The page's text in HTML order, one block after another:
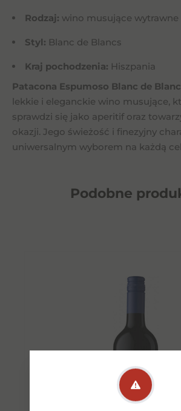
Rodzaj: wino musujące wytrawne
Styl: Blanc de Blancs
Kraj pochodzenia: Hiszpania
Patacona Espumoso Blanc de
lekkie i eleganckie wino musujące,
sprawdzi się jako aperitif oraz
okazji. Jego świeżość i finezyjny
uniwersalnym wyborem na każdą
Podobne